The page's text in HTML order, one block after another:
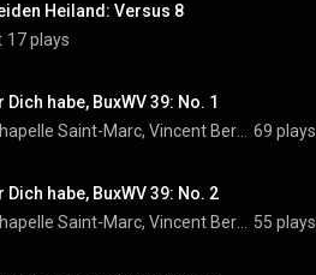
Heiland: Versus 8
17 plays
habe, BuxWV 39: No. 1
69 plays
Dich habe, BuxWV 39: No. 2
55 plays